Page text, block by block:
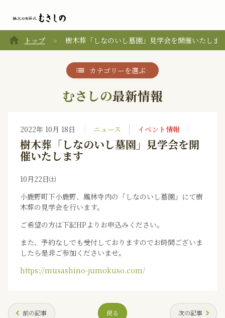
home トップ 樹木葬「しなのいし墓園」見学会を開催いたしま
カテゴリーを選ぶ
むさしの最新情報
2022年 10月 18日 ニュース イベント情報
樹木葬「しなのいし墓園」見学会を開
催いたします
10月22日㈯
小鹿野町下小鹿野、鳳林寺内の「しなのいし墓園」にて樹
木葬の見学会を行います。
ご希望の方は下記HPよりお申込みください。
また、予約なしでも受付しておりますのでお時間ございま
したら是非ご参加くださいませ。
https://musashino-jumokuso.com/
前の記事 戻る 次の記事